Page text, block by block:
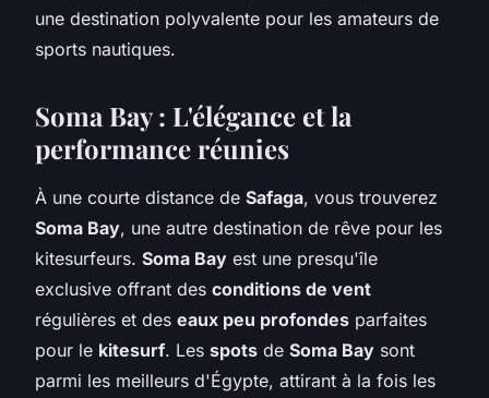
une destination polyvalente pour les amateurs de
sports nautiques.
Soma Bay : L'élégance et la
performance réunies
À une courte distance de Safaga, vous trouverez
Soma Bay, une autre destination de rêve pour les
kitesurfeurs. Soma Bay est une presqu'île
exclusive offrant des conditions de vent
régulières et des eaux peu profondes parfaites
pour le kitesurf. Les spots de Soma Bay sont
parmi les meilleurs d'Égypte, attirant à la fois les